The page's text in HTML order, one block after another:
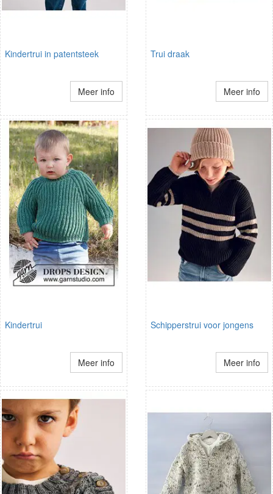
Kindertrui in patentsteek
Meer info
Trui draak
Meer info
Kindertrui
Meer info
Schipperstrui voor jongens
Meer info